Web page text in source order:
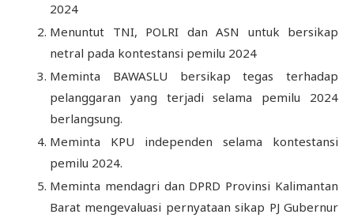
2024
Menuntut TNI, POLRI dan ASN untuk bersikap
netral pada kontestansi pemilu 2024
Meminta BAWASLU bersikap tegas terhadap
pelanggaran yang terjadi selama pemilu 2024
berlangsung.
Meminta KPU independen selama kontestansi
pemilu 2024.
Meminta mendagri dan DPRD Provinsi Kalimantan
Barat mengevaluasi pernyataan sikap PJ Gubernur